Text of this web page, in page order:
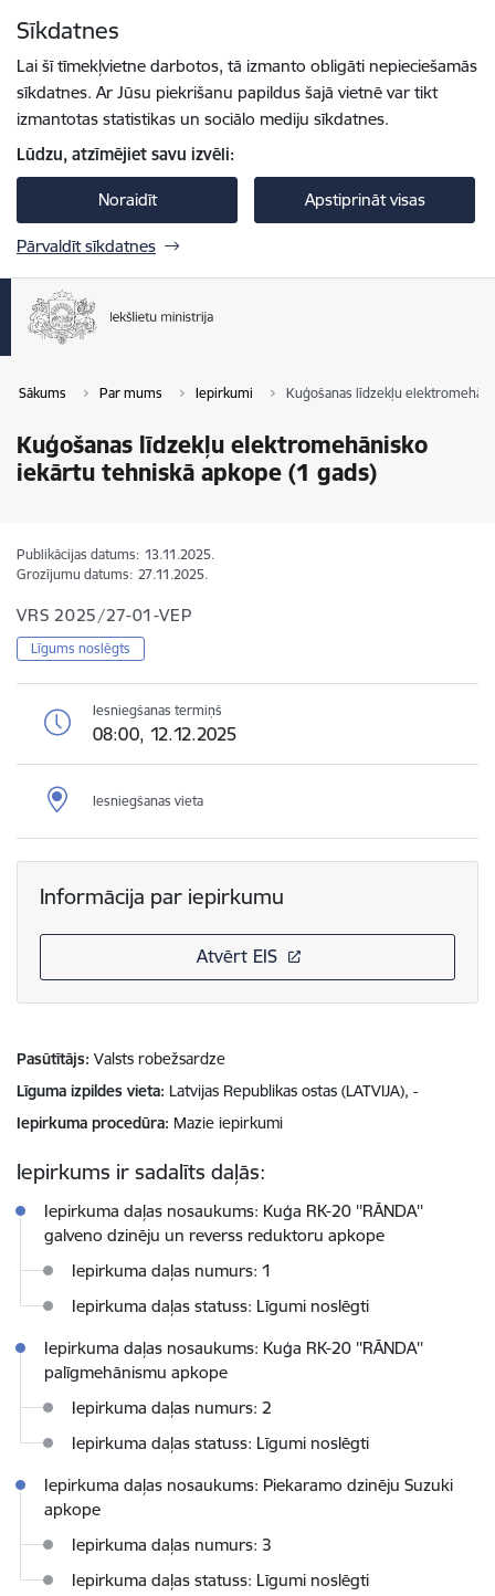
Sīkdatnes
Lai šī tīmekļvietne darbotos, tā izmanto obligāti nepieciešamās
sīkdatnes. Ar Jūsu piekrišanu papildus šajā vietnē var tikt
izmantotas statistikas un sociālo mediju sīkdatnes.
Lūdzu, atzīmējiet savu izvēli:
Noraidīt Apstiprināt visas
Pārvaldīt sīkdatnes
Sākums Par mums Iepirkumi Kuģošanas līdzekļu
Kuģošanas līdzekļu elektromehānisko
iekārtu tehniskā apkope (1 gads)
Publikācijas datums: 13.11.2025.
Grozījumu datums: 27.11.2025.
VRS 2025/27-01-VEP
Līgums noslēgts
Iesniegšanas termiņš
08:00, 12.12.2025
Iesniegšanas vieta
Informācija par iepirkumu
Atvērt EIS
Pasūtītājs Valsts robežsardze
Līguma izpildes vieta Latvijas Republikas ostas (LATVIJA), -
Iepirkuma procedūra Mazie iepirkumi
Iepirkums ir sadalīts daļās:
Iepirkuma daļas nosaukums: Kuģa RK-20 ''RĀNDA''
galveno dzinēju un reverss reduktoru apkope
Iepirkuma daļas numurs: 1
Iepirkuma daļas statuss: Līgumi noslēgti
Iepirkuma daļas nosaukums: Kuģa RK-20 ''RĀNDA''
palīgmehānismu apkope
Iepirkuma daļas numurs: 2
Iepirkuma daļas statuss: Līgumi noslēgti
Iepirkuma daļas nosaukums: Piekaramo dzinēju Suzuki
apkope
Iepirkuma daļas numurs: 3
Iepirkuma daļas statuss: Līgumi noslēgti